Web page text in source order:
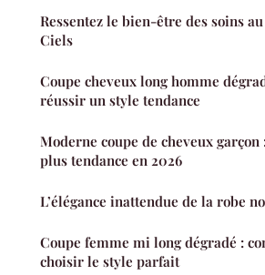
Ressentez le bien-être des soins
Ciels
Coupe cheveux long homme
réussir un style tendance
Moderne coupe de cheveux garçon
plus tendance en 2026
L’élégance inattendue de la robe
Coupe femme mi long dégradé :
choisir le style parfait